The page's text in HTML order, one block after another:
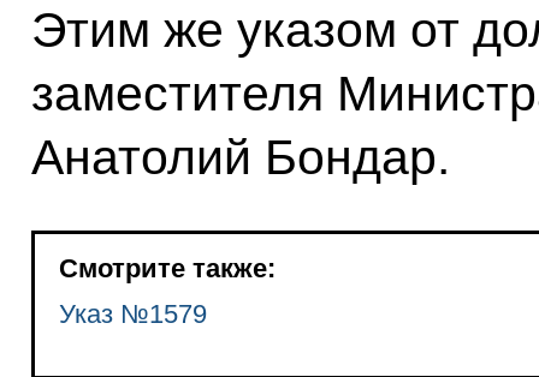
Этим же указом от
заместителя
Анатолий Бондар.
Смотрите также:
Указ №1579